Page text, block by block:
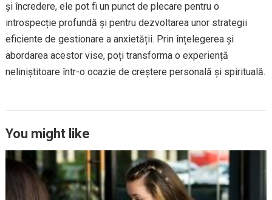
și încredere, ele pot fi un punct de plecare pentru o
introspecție profundă și pentru dezvoltarea unor strategii
eficiente de gestionare a anxietății. Prin înțelegerea și
abordarea acestor vise, poți transforma o experiență
neliniștitoare într-o ocazie de creștere personală și spirituală.
You might like